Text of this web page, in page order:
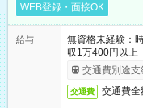
WEB登録・面接OK
給与
無資格未経験
収1万400円以上
交通費別途支
交通費 交通費全